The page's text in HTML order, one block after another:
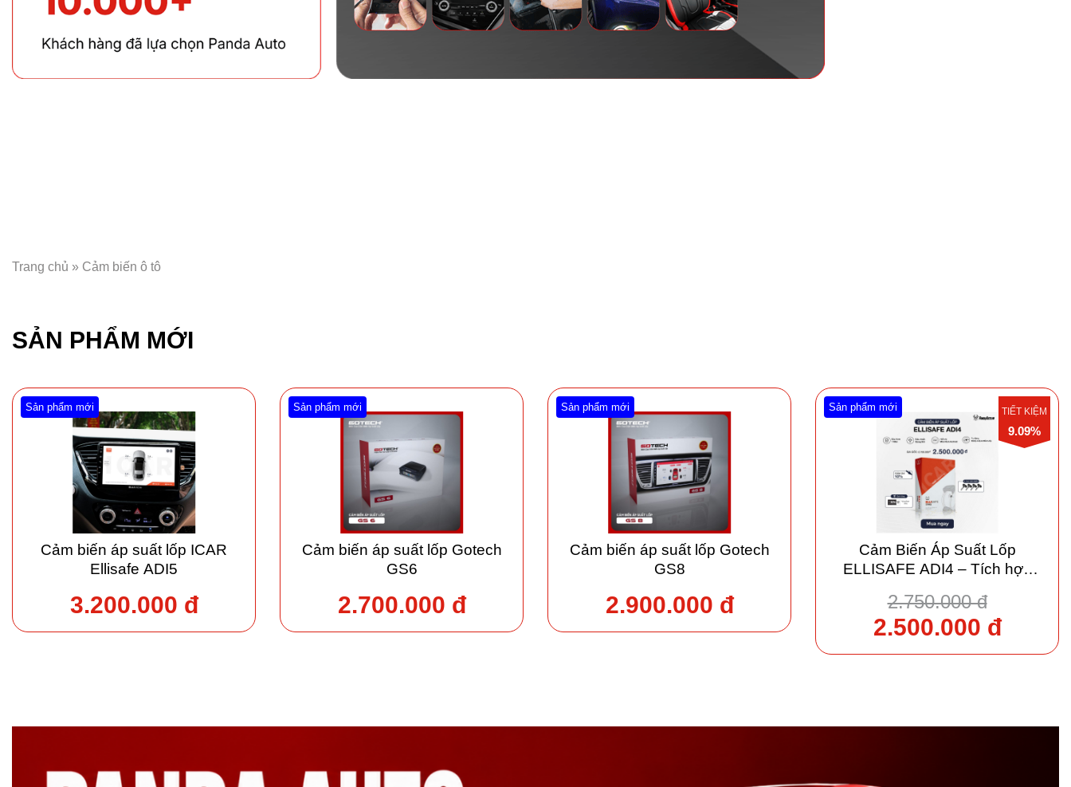
Trang chủ » Cảm biến ô tô
SẢN PHẨM MỚI
Sản phẩm mới
Cảm biến áp suất lốp ICAR
Ellisafe ADI5
3.200.000 đ
Sản phẩm mới
Cảm biến áp suất lốp Gotech
GS6
2.700.000 đ
Sản phẩm mới
Cảm biến áp suất lốp Gotech
GS8
2.900.000 đ
Sản phẩm mới TIẾT KIỆM
9.09%
Cảm Biến Áp Suất Lốp
ELLISAFE ADI4 – Tích hợp
2.750.000 đ
2.500.000 đ